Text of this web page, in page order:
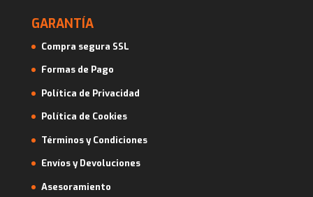
GARANTÍA
Compra segura SSL
Formas de Pago
Política de Privacidad
Política de Cookies
Términos y Condiciones
Envíos y Devoluciones
Asesoramiento